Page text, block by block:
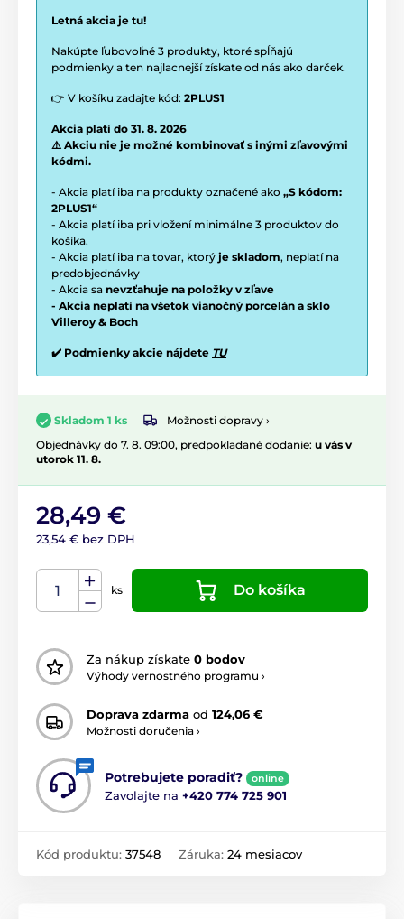
Letná akcia je tu!
Nakúpte ľubovoľné 3 produkty, ktoré spĺňajú
podmienky a ten najlacnejší získate od nás ako darček.
👉 V košíku zadajte kód: 2PLUS1
Akcia platí do 31. 8. 2026
⚠️ Akciu nie je možné kombinovať s inými zľavovými
kódmi.
- Akcia platí iba na produkty označené ako „S kódom:
2PLUS1“
- Akcia platí iba pri vložení minimálne 3 produktov do
košíka.
- Akcia platí iba na tovar, ktorý je skladom, neplatí na
predobjednávky
- Akcia sa nevzťahuje na položky v zľave
- Akcia neplatí na všetok vianočný porcelán a sklo
Villeroy & Boch
✔️ Podmienky akcie nájdete TU
Skladom 1 ks
Možnosti dopravy ›
Objednávky do 7. 8. 09:00, predpokladané dodanie: u vás v
utorok 11. 8.
28,49 €
23,54 € bez DPH
ks Do košíka
Za nákup získate 0 bodov
Výhody vernostného programu ›
Doprava zdarma od 124,06 €
Možnosti doručenia ›
Potrebujete poradiť? online
Zavolajte na +420 774 725 901
Kód produktu: 37548 Záruka: 24 mesiacov